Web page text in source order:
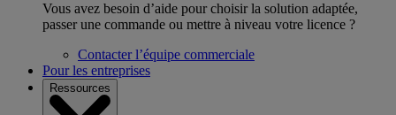
Vous avez besoin d’aide pour choisir la solution adaptée,
passer une commande ou mettre à niveau votre licence ?
Contacter l’équipe commerciale
Pour les entreprises
Ressources